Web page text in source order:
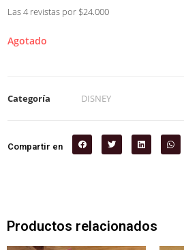
Las 4 revistas por $24.000
Agotado
Categoría DISNEY
Compartir en
Productos relacionados